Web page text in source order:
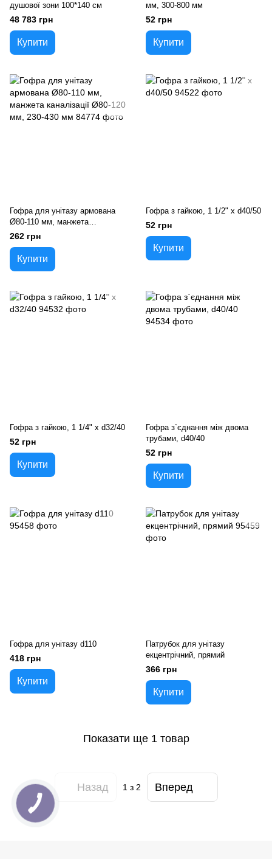
душової зони 100*140 см
48 783 грн
Купити
мм, 300-800 мм
52 грн
Купити
Гофра для унітазу армована
Ø80-110 мм, манжета
каналізації Ø80-120 мм, 230-
430 мм
262 грн
Купити
Гофра з гайкою, 1 1/2" х d40/50
52 грн
Купити
Гофра з гайкою, 1 1/4" х d32/40
52 грн
Купити
Гофра з`єднання між двома
трубами, d40/40
52 грн
Купити
Гофра для унiтазу d110
418 грн
Купити
Патрубок для унітазу
екцентрічний, прямий
366 грн
Купити
Показати ще 1 товар
Назад 1 з 2 Вперед